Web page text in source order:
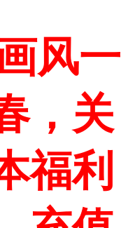
风一
，关
福利